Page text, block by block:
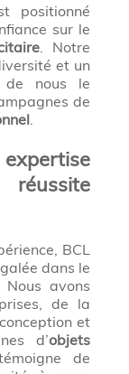
positionné
sur le
. Notre
et un
de nous le
de
.
BCL
dans le
. Nous avons
de la
et
d’objets
de